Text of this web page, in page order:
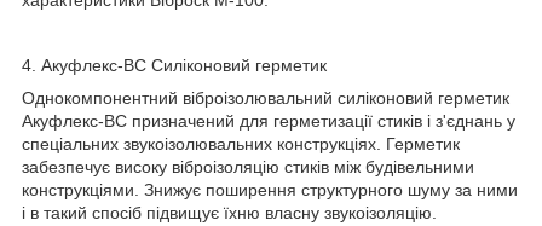
4. Акуфлекс-ВС Силіконовий герметик
Однокомпонентний віброізолювальний силіконовий герметик
Акуфлекс-ВС призначений для герметизації стиків і з'єднань у
спеціальних звукоізолювальних конструкціях. Герметик
забезпечує високу віброізоляцію стиків між будівельними
конструкціями. Знижує поширення структурного шуму за ними
і в такий спосіб підвищує їхню власну звукоізоляцію.